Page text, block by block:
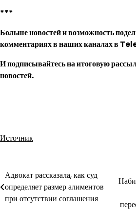
***
Больше новостей и возможность
комментариях в наших каналах в
Иподписывайтесьна итоговую
новостей.
Источник
Навигация
по
записям
Адвокат рассказала, как суд
определяет размер алиментов
при отсутствии соглашения